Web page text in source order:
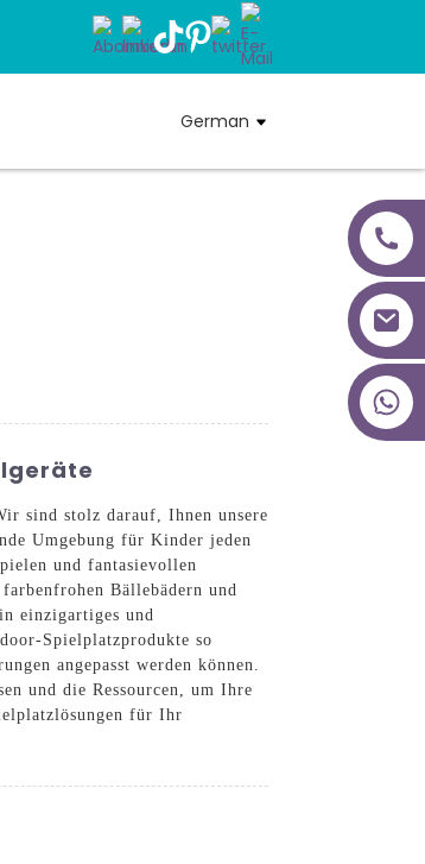
German
sind stolz darauf, Ihnen unsere
Umgebung für Kinder jeden
und fantasievollen
Bällebädern und
einzigartiges und
Spielplatzprodukte so
angepasst werden können.
und die Ressourcen, um Ihre
für Ihr